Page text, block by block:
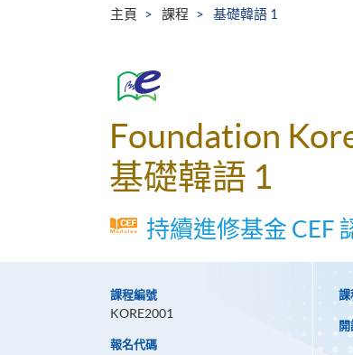
主頁 課程 基礎韓語 1
Foundation
基礎韓語 1
持續進修基金 CEF
課程編號
KORE2001
報名代碼
課